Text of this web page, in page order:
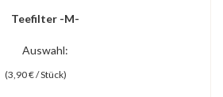
Teefilter -M-
Auswahl:
(3,90 € / Stück)